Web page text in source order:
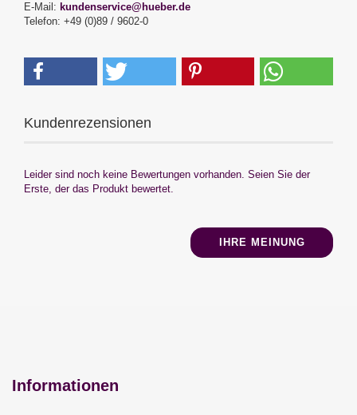
E-Mail: kundenservice@hueber.de
Telefon: +49 (0)89 / 9602-0
Kundenrezensionen
Leider sind noch keine Bewertungen vorhanden. Seien Sie der
Erste, der das Produkt bewertet.
IHRE MEINUNG
Informationen